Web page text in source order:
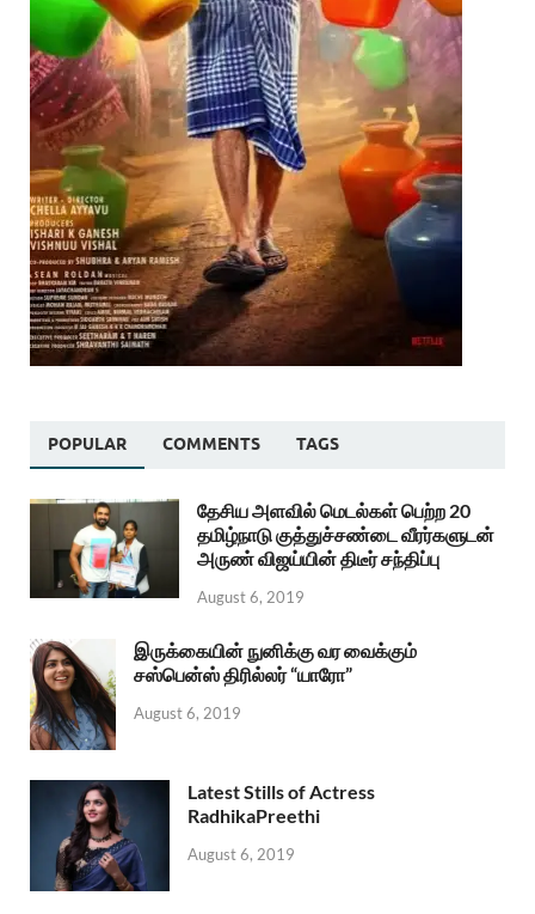
POPULAR COMMENTS TAGS
தேசிய அளவில் மெடல்கள் பெற்ற 20
தமிழ்நாடு குத்துச்சண்டை வீரர்களுடன்
அருண் விஜய்யின் திடீர் சந்திப்பு
August 6, 2019
இருக்கையின் நுனிக்கு வர வைக்கும்
சஸ்பென்ஸ் திரில்லர் “யாரோ”
August 6, 2019
Latest Stills of Actress
RadhikaPreethi
August 6, 2019